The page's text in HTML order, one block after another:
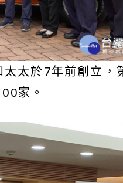
太於7年前創立，
家。